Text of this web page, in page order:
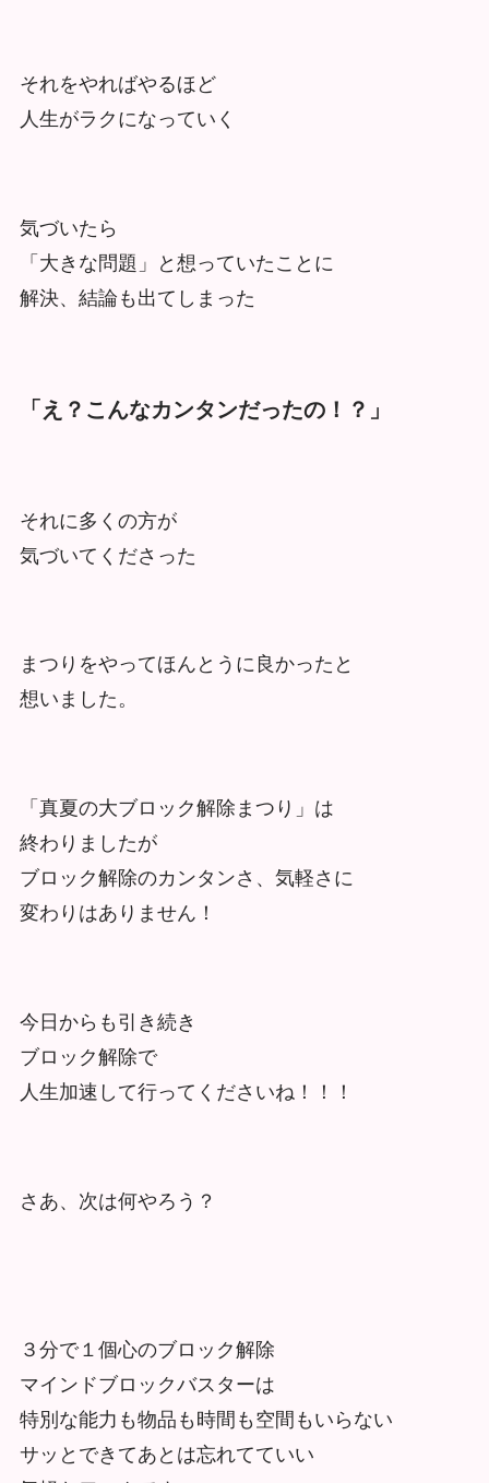
それをやればやるほど
人生がラクになっていく
気づいたら
「大きな問題」と想っていたことに
解決、結論も出てしまった
「え？こんなカンタンだったの！？」
それに多くの方が
気づいてくださった
まつりをやってほんとうに良かったと
想いました。
「真夏の大ブロック解除まつり」は
終わりましたが
ブロック解除のカンタンさ、気軽さに
変わりはありません！
今日からも引き続き
ブロック解除で
人生加速して行ってくださいね！！！
さあ、次は何やろう？
３分で１個心のブロック解除
マインドブロックバスターは
特別な能力も物品も時間も空間もいらない
サッとできてあとは忘れてていい